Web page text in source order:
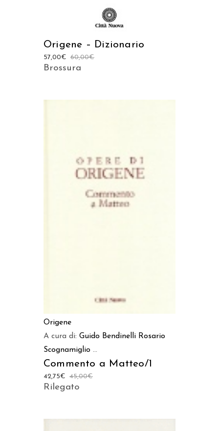
Origene – Dizionario
60,00€
57,00€
Brossura
AGGIUNGI AL CARRELLO
Origene
A cura di: Guido Bendinelli Rosario
Scognamiglio ...
Commento a Matteo/1
45,00€
42,75€
Rilegato